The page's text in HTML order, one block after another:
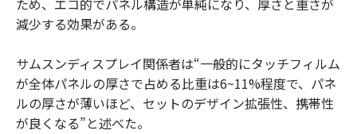
ため、エコ的でパネル構造が単純になり、厚さと重さが
減少する効果がある。
サムスンディスプレイ関係者は“一般的にタッチフィルム
が全体パネルの厚さで占める比重は6~11%程度で、パネ
ルの厚さが薄いほど、セットのデザイン拡張性、携帯性
が良くなる”と述べた。